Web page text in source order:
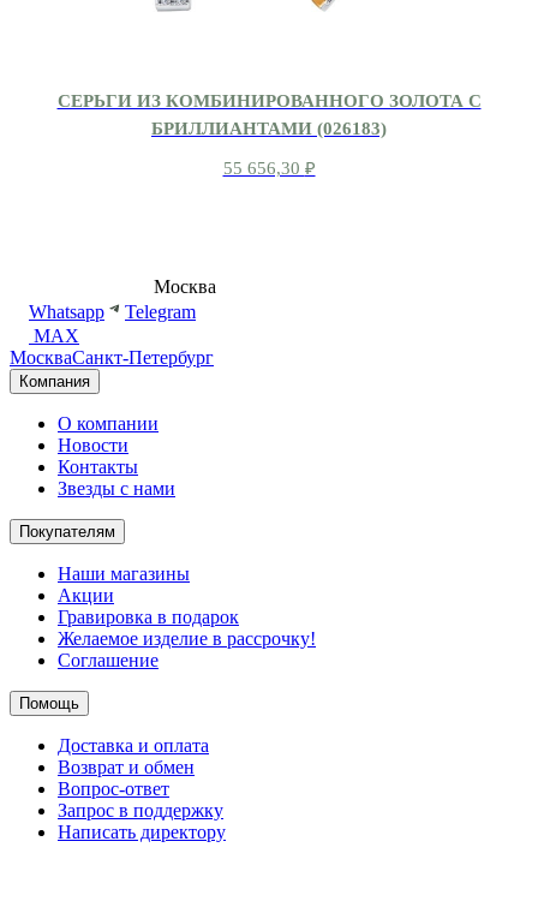
СЕРЬГИ ИЗ КОМБИНИРОВАННОГО ЗОЛОТА С
БРИЛЛИАНТАМИ (026183)
55 656,30 ₽
Москва
Whatsapp
Telegram
MAX
МоскваСанкт-Петербург
Компания
О компании
Новости
Контакты
Звезды с нами
Покупателям
Наши магазины
Акции
Гравировка в подарок
Желаемое изделие в рассрочку!
Соглашение
Помощь
Доставка и оплата
Возврат и обмен
Вопрос-ответ
Запрос в поддержку
Написать директору